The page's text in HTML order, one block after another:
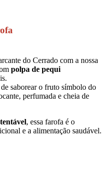
do Cerrado com a nossa
polpa de pequi
saborear o fruto símbolo do
perfumada e cheia de
, essa farofa é o
e a alimentação saudável.